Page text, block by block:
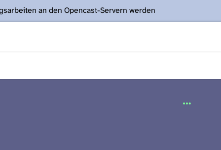
an den Opencast-Servern werden